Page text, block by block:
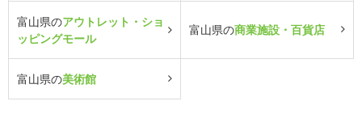
富山県のアウトレット・ショ
ッピングモール
富山県の商業施設・百貨店
富山県の美術館